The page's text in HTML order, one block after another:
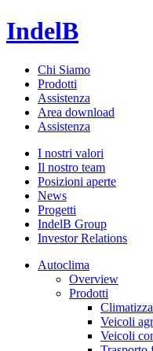
IndelB
Chi Siamo
Prodotti
Assistenza
Area download
Assistenza
I nostri valori
Il nostro team
Posizioni aperte
News
Progetti
IndelB Group
Investor Relations
Autoclima
Overview
Prodotti
Veicoli
Veicoli